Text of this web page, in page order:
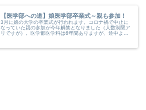
【医学部への道】娘医学部卒業式～親も参加！
3月に娘の大学の卒業式が行われます。コロナ禍で中止に
なっていた親の参加が今年解禁となりました（人数制限ア
リですが）。医学部医学科は6年間ありますが、途中より